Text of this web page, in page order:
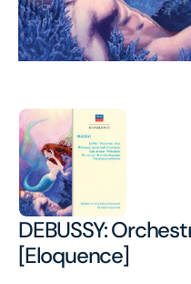
DEBUSSY:
[Eloquence]